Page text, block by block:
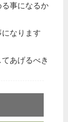
事になるか
なります
てあげるべき